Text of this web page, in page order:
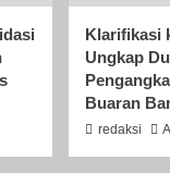
Klarifikasi
Ungkap
Buaran
redaksi